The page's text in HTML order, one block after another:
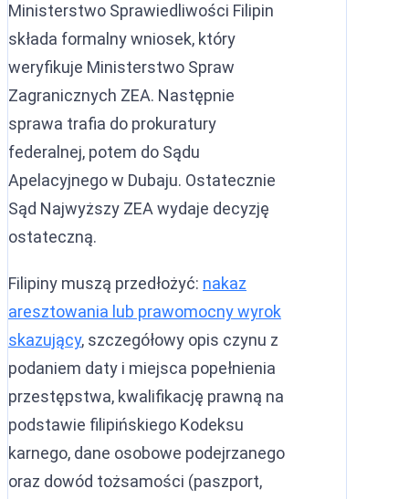
Ministerstwo Sprawiedliwości Filipin
składa formalny wniosek, który
weryfikuje Ministerstwo Spraw
Zagranicznych ZEA. Następnie
sprawa trafia do prokuratury
federalnej, potem do Sądu
Apelacyjnego w Dubaju. Ostatecznie
Sąd Najwyższy ZEA wydaje decyzję
ostateczną.
Filipiny muszą przedłożyć: nakaz
aresztowania lub prawomocny wyrok
skazujący, szczegółowy opis czynu z
podaniem daty i miejsca popełnienia
przestępstwa, kwalifikację prawną na
podstawie filipińskiego Kodeksu
karnego, dane osobowe podejrzanego
oraz dowód tożsamości (paszport,